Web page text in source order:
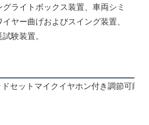
ライトボックス装置、車両シミ
ヤー曲げおよびスイング装置、